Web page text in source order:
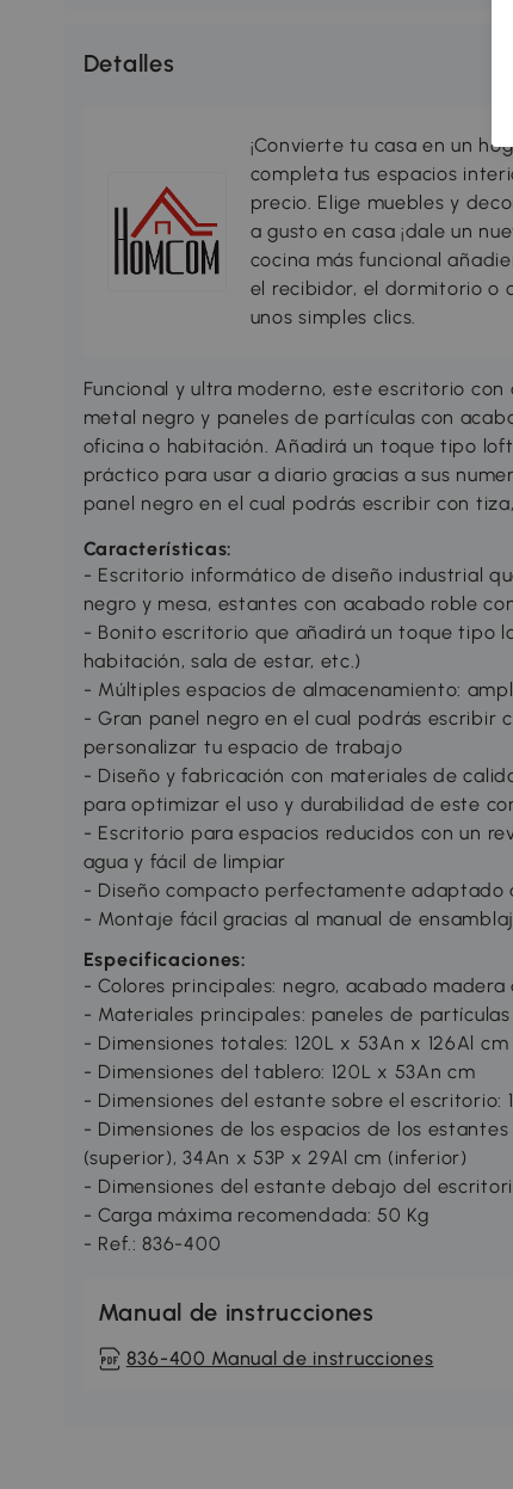
Detalles
¡Convierte tu casa en un
completa tus espacios
precio. Elige muebles y
a gusto en casa ¡dale un
cocina más funcional
el recibidor, el dormitorio o
unos simples clics.
Funcional y ultra moderno, este escritorio
metal negro y paneles de partículas con
oficina o habitación. Añadirá un toque tipo
práctico para usar a diario gracias a sus
panel negro en el cual podrás escribir con
Características:
- Escritorio informático de diseño industrial
negro y mesa, estantes con acabado roble
- Bonito escritorio que añadirá un toque tipo
habitación, sala de estar, etc.)
- Múltiples espacios de almacenamiento:
- Gran panel negro en el cual podrás escribir
personalizar tu espacio de trabajo
- Diseño y fabricación con materiales de
para optimizar el uso y durabilidad de este
- Escritorio para espacios reducidos con un
agua y fácil de limpiar
- Diseño compacto perfectamente adaptado
- Montaje fácil gracias al manual de
Especificaciones:
- Colores principales: negro, acabado
- Materiales principales: paneles de partículas
- Dimensiones totales: 120L x 53An x 126Al cm
- Dimensiones del tablero: 120L x 53An cm
- Dimensiones del estante sobre el escritorio:
- Dimensiones de los espacios de los
(superior), 34An x 53P x 29Al cm (inferior)
- Dimensiones del estante debajo del
- Carga máxima recomendada: 50 Kg
- Ref.: 836-400
Manual de instrucciones
836-400 Manual de instrucciones